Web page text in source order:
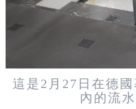
這是2月27日在德
內的流